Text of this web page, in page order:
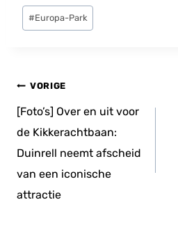
Bericht
tags:
#Europa-Park
Bericht
navigatie
VORIGE
[Foto’s] Over en uit voor
de Kikkerachtbaan:
Duinrell neemt afscheid
van een iconische
attractie